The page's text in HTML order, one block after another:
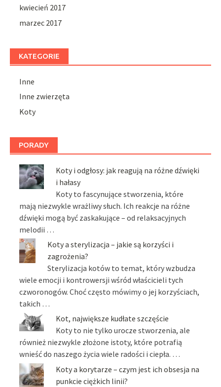
kwiecień 2017
marzec 2017
KATEGORIE
Inne
Inne zwierzęta
Koty
PORADY
Koty i odgłosy: jak reagują na różne dźwięki
i hałasy
Koty to fascynujące stworzenia, które
mają niezwykle wrażliwy słuch. Ich reakcje na różne
dźwięki mogą być zaskakujące – od relaksacyjnych
melodii …
Koty a sterylizacja – jakie są korzyści i
zagrożenia?
Sterylizacja kotów to temat, który wzbudza
wiele emocji i kontrowersji wśród właścicieli tych
czworonogów. Choć często mówimy o jej korzyściach,
takich …
Kot, największe kudłate szczęście
Koty to nie tylko urocze stworzenia, ale
również niezwykle złożone istoty, które potrafią
wnieść do naszego życia wiele radości i ciepła. …
Koty a korytarze – czym jest ich obsesja na
punkcie ciężkich linii?